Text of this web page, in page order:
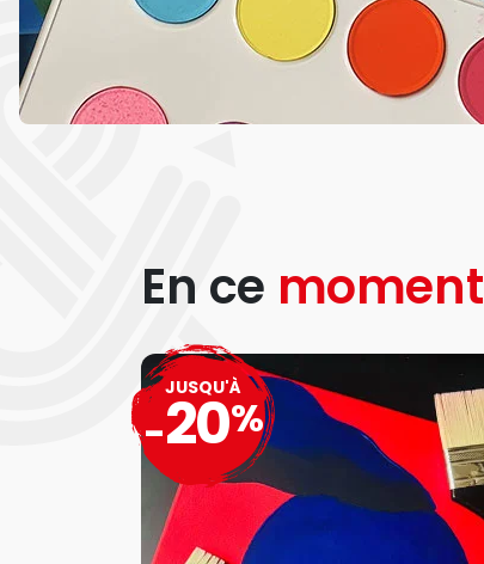
En ce moment
JUSQU'À
-20%